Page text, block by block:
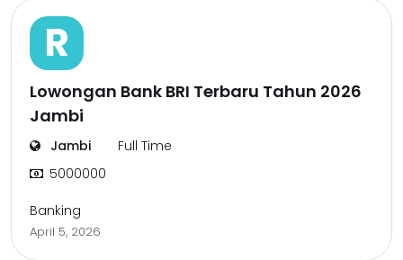
R
Lowongan Bank BRI Terbaru Tahun 2026
Jambi
Jambi
Full Time
5000000
Banking
April 5, 2026